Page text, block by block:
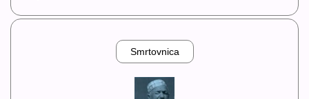
Smrtovnica